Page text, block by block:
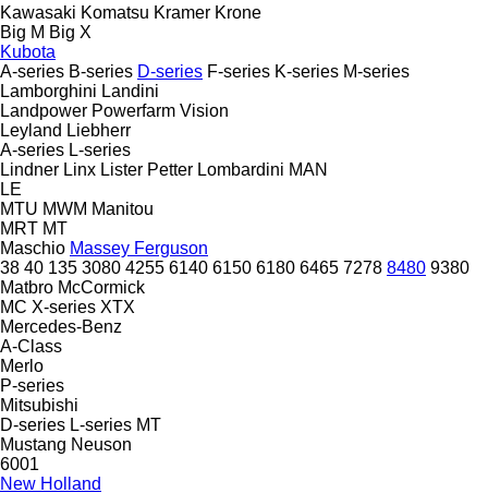
Kawasaki Komatsu Kramer Krone
Big M Big X
Kubota
A-series B-series D-series F-series K-series M-series
Lamborghini Landini
Landpower Powerfarm Vision
Leyland Liebherr
A-series L-series
Lindner Linx Lister Petter Lombardini MAN
LE
MTU MWM Manitou
MRT MT
Maschio Massey Ferguson
38 40 135 3080 4255 6140 6150 6180 6465 7278 8480 9380
Matbro McCormick
MC X-series XTX
Mercedes-Benz
A-Class
Merlo
P-series
Mitsubishi
D-series L-series MT
Mustang Neuson
6001
New Holland